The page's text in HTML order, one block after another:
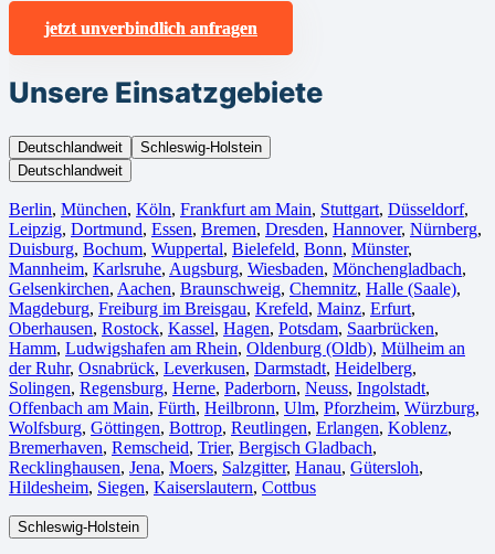
jetzt unverbindlich anfragen
Unsere Einsatzgebiete
Deutschlandweit
Schleswig-Holstein
Deutschlandweit
Berlin⁠, München, Köln⁠, Frankfurt am Main, Stuttgart, Düsseldorf,
Leipzig, Dortmund, Essen, Bremen, Dresden, Hannover, Nürnberg,
Duisburg⁠, Bochum, Wuppertal⁠, Bielefeld⁠, Bonn⁠, Münster⁠,
Mannheim, Karlsruhe, Augsburg, Wiesbaden⁠, Mönchengladbach⁠,
Gelsenkirchen⁠, Aachen⁠, Braunschweig, Chemnitz⁠, Halle (Saale)⁠,
Magdeburg, Freiburg im Breisgau⁠, Krefeld⁠, Mainz⁠, Erfurt,
Oberhausen⁠, Rostock⁠, Kassel⁠, Hagen, Potsdam, Saarbrücken⁠,
Hamm, Ludwigshafen am Rhein⁠, Oldenburg (Oldb), Mülheim an
der Ruhr, Osnabrück⁠, Leverkusen, Darmstadt⁠, Heidelberg,
Solingen, Regensburg, Herne⁠, Paderborn, Neuss, Ingolstadt,
Offenbach am Main, Fürth⁠, Heilbronn, Ulm⁠, Pforzheim, Würzburg,
Wolfsburg⁠, Göttingen, Bottrop, Reutlingen, Erlangen⁠, Koblenz,
Bremerhaven⁠, Remscheid, Trier⁠, Bergisch Gladbach,
Recklinghausen, Jena⁠, Moers⁠, Salzgitter⁠, Hanau, Gütersloh,
Hildesheim⁠, Siegen⁠, Kaiserslautern⁠, Cottbus⁠
Schleswig-Holstein